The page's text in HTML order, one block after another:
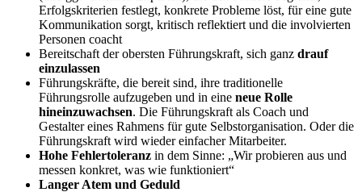
Erfolgskriterien festlegt, konkrete Probleme löst, für eine gute
Kommunikation sorgt, kritisch reflektiert und die involvierten
Personen coacht
Bereitschaft der obersten Führungskraft, sich ganz drauf
einzulassen
Führungskräfte, die bereit sind, ihre traditionelle
Führungsrolle aufzugeben und in eine neue Rolle
hineinzuwachsen. Die Führungskraft als Coach und
Gestalter eines Rahmens für gute Selbstorganisation. Oder die
Führungskraft wird wieder einfacher Mitarbeiter.
Hohe Fehlertoleranz in dem Sinne: „Wir probieren aus und
messen konkret, was wie funktioniert“
Langer Atem und Geduld